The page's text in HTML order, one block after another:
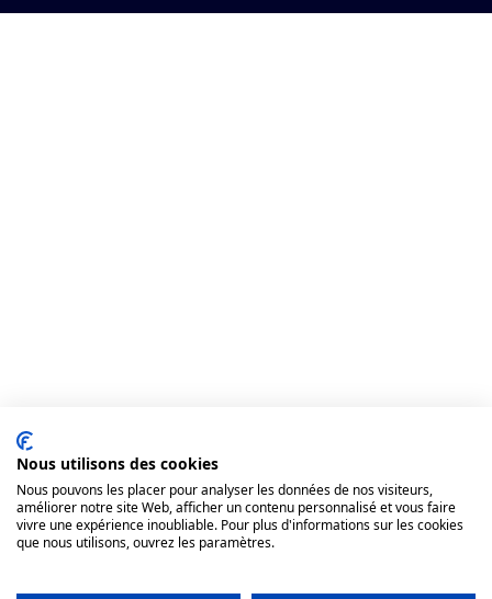
Nous utilisons des cookies
Nous pouvons les placer pour analyser les données de nos visiteurs,
améliorer notre site Web, afficher un contenu personnalisé et vous faire
vivre une expérience inoubliable. Pour plus d'informations sur les cookies
que nous utilisons, ouvrez les paramètres.